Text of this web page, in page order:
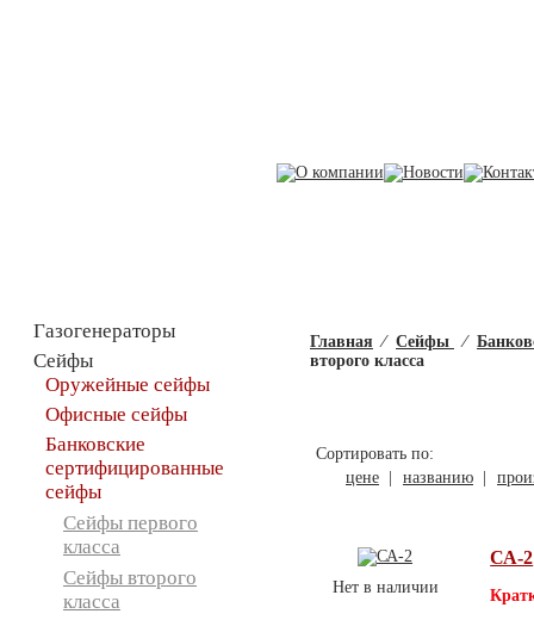
Главная ⁄ Сейфы ⁄
второго класса
Сортировать по:
цене
названию
Нет в наличии
СА-2
Газогенераторы
Сейфы
Оружейные сейфы
Офисные сейфы
Банковские
сертифицированные
сейфы
Сейфы первого
класса
Сейфы второго
класса